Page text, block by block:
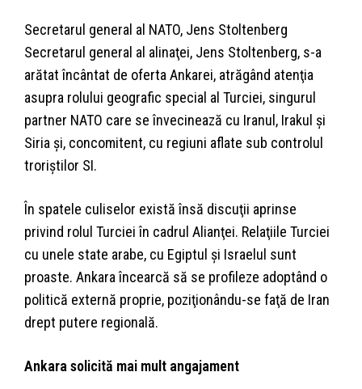
Secretarul general al NATO, Jens Stoltenberg
Secretarul general al alinaţei, Jens Stoltenberg, s-a
arătat încântat de oferta Ankarei, atrăgând atenţia
asupra rolului geografic special al Turciei, singurul
partner NATO care se învecinează cu Iranul, Irakul şi
Siria şi, concomitent, cu regiuni aflate sub controlul
troriştilor SI.
În spatele culiselor există însă discuţii aprinse
privind rolul Turciei în cadrul Alianţei. Relaţiile Turciei
cu unele state arabe, cu Egiptul şi Israelul sunt
proaste. Ankara încearcă să se profileze adoptând o
politică externă proprie, poziţionându-se faţă de Iran
drept putere regională.
Ankara solicită mai mult angajament